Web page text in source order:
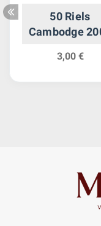
50 Riels
Cambodge
3,00 €